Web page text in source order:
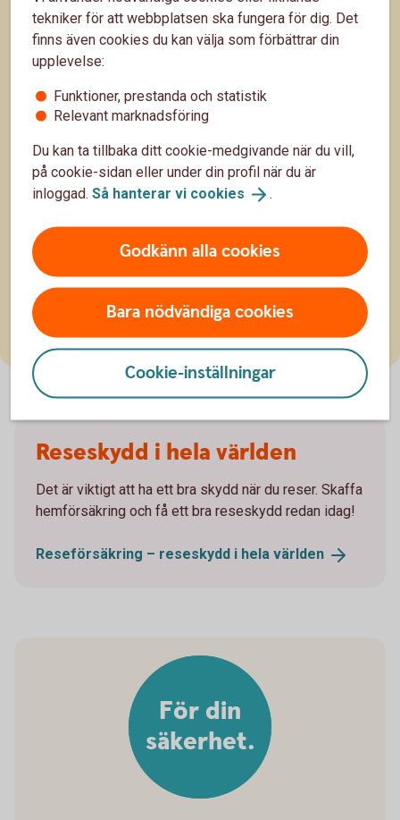
Köpa stuga eller fritidshus?
Ett alldeles eget ställe där du kan tillbringa dina
Men har du koll på vad du ska du tänka på innan du
köper stuga? Vi guidar dig i stugdjungeln!
Fritid Boende
Reseskydd i hela världen
Det är viktigt att ha ett bra skydd när du reser. Skaffa
hemförsäkring och få ett bra reseskydd redan idag!
Reseförsäkring – reseskydd i hela världen
För din
säkerhet.
tekniker för att webbplatsen ska fungera för dig. Det
finns även cookies du kan välja som förbättrar din
upplevelse:
Funktioner, prestanda och statistik
Relevant marknadsföring
Du kan ta tillbaka ditt cookie-medgivande när du vill,
på cookie-sidan eller under din profil när du är
inloggad. Så hanterar vi cookies .
Godkänn alla cookies
Bara nödvändiga cookies
Cookie-inställningar